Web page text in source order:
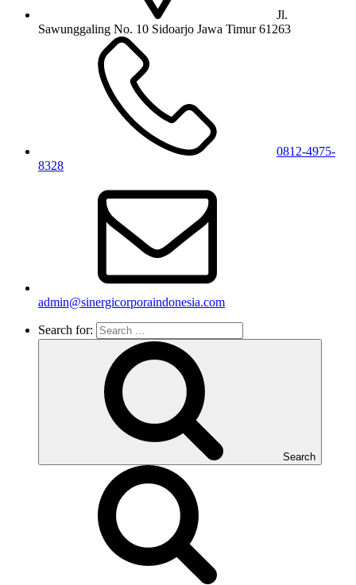
Jl.
Sawunggaling No. 10 Sidoarjo Jawa Timur 61263
0812-4975-
8328
admin@sinergicorporaindonesia.com
Search for:
Search